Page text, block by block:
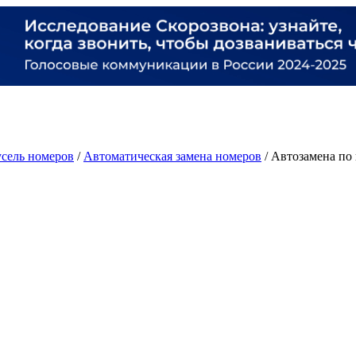
номеров / Автоматическая замена номеров / Автозамена по